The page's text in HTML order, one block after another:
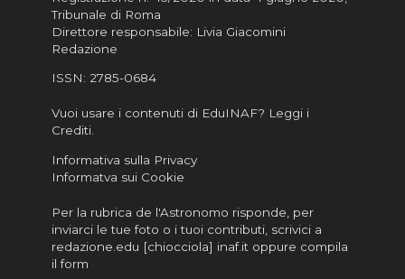
Tribunale di Roma
Direttore responsabile: Livia Giacomini
Redazione
ISSN: 2785-0684
Vuoi usare i contenuti di EduINAF? Leggi i
Crediti.
Informativa sulla Privacy
Informatva sui Cookie
Per la rubrica de l'Astronomo risponde, per
inviarci le tue foto o i tuoi contributi, scrivici a
redazione.edu [chiocciola] inaf.it oppure compila
il form